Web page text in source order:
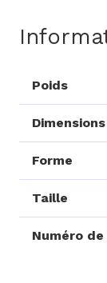
Poids
Dimensions
Forme
Taille
Numéro